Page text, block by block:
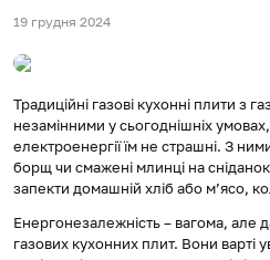
19 грудня 2024
Традиційні газові кухонні плити з
незамінними у сьогоднішніх
електроенергії їм не страшні. З
борщ чи смажені млинці на
запекти домашній хліб або м’ясо,
Енергонезалежність – вагома, але
газових кухонних плит. Вони